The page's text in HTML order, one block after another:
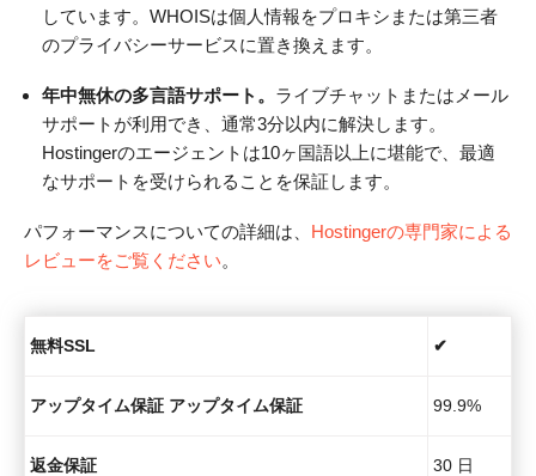
しています。WHOISは個人情報をプロキシまたは第三者
のプライバシーサービスに置き換えます。
年中無休の多言語サポート。 ライブチャットまたはメール
サポートが利用でき、通常3分以内に解決します。
Hostingerのエージェントは10ヶ国語以上に堪能で、最適
なサポートを受けられることを保証します。
パフォーマンスについての詳細は、 Hostingerの専門家による
レビューをご覧ください。
無料SSL ✔
アップタイム保証 アップタイム保証 99.9%
返金保証 30 日